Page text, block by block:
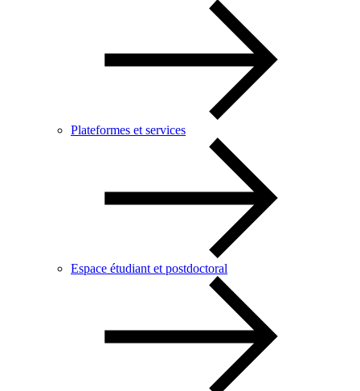
Plateformes et services
Espace étudiant et postdoctoral